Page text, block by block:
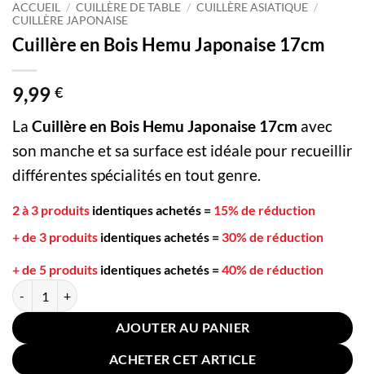
ACCUEIL / CUILLÈRE DE TABLE / CUILLÈRE ASIATIQUE /
CUILLÈRE JAPONAISE
Cuillère en Bois Hemu Japonaise 17cm
9,99 €
La Cuillère en Bois Hemu Japonaise 17cm avec
son manche et sa surface est idéale pour recueillir
différentes spécialités en tout genre.
2 à 3 produits identiques achetés = 15% de réduction
+ de 3 produits identiques achetés = 30% de réduction
+ de 5 produits identiques achetés =40% de réduction
quantité de Cuillère en Bois Hemu Japonaise 17cm
AJOUTER AU PANIER
ACHETER CET ARTICLE